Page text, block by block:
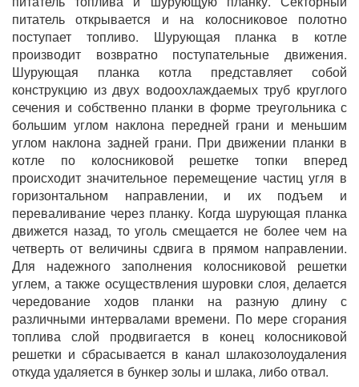
питатель открывается и на колосниковое полотно
поступает топливо. Шурующая планка в котле
производит возвратно поступательные движения.
Шурующая планка котла представляет собой
конструкцию из двух водоохлаждаемых труб круглого
сечения и собственно планки в форме треугольника с
большим углом наклона передней грани и меньшим
углом наклона задней грани. При движении планки в
котле по колосниковой решетке топки вперед
происходит значительное перемещение частиц угля в
горизонтальном направлении, и их подъем и
переваливание через планку. Когда шурующая планка
движется назад, то уголь смещается не более чем на
четверть от величины сдвига в прямом направлении.
Для надежного заполнения колосниковой решетки
углем, а также осуществления шуровки слоя, делается
чередование ходов планки на разную длину с
различными интервалами времени. По мере сгорания
топлива слой продвигается в конец колосниковой
решетки и сбрасывается в канал шлакозолоудаления
откуда удаляется в бункер золы и шлака, либо отвал.